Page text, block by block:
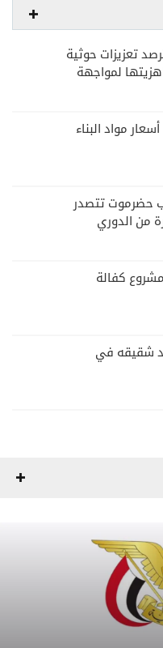
تعزيزات حوثية
لمواجهة
مواد البناء
حضرموت تتصدر
من الدوري
كفالة
شقيقه في